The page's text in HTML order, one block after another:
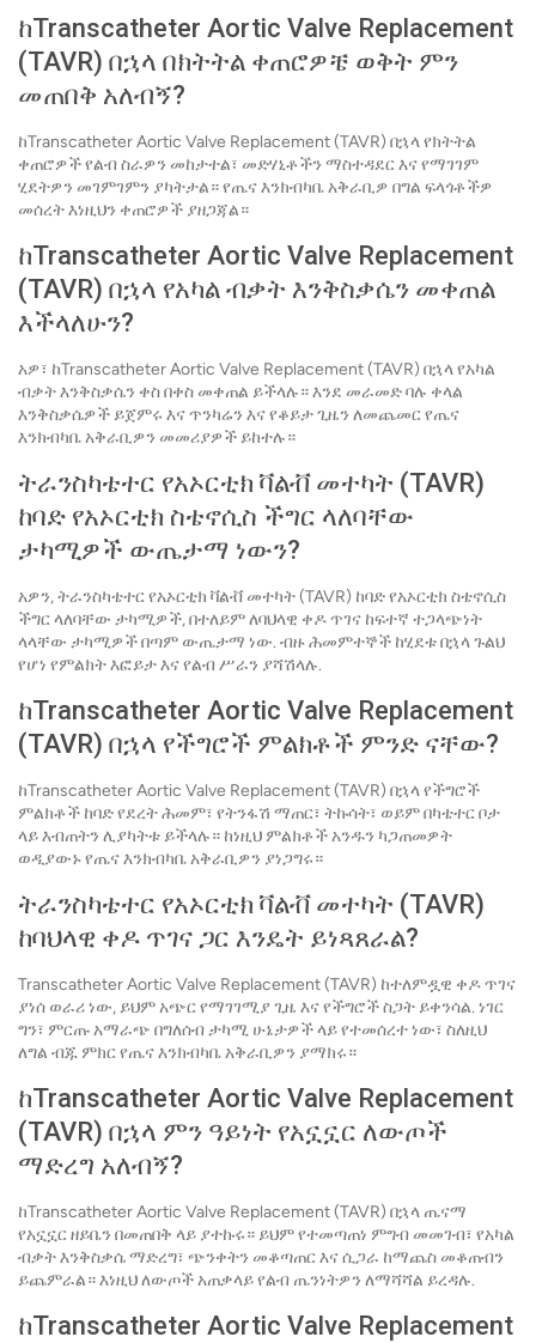
ከTranscatheter Aortic Valve Replacement
(TAVR) በኋላ በክትትል ቀጠሮዎቼ ወቅት ምን
መጠበቅ አለብኝ?
ከTranscatheter Aortic Valve Replacement (TAVR) በኋላ የክትትል
ቀጠሮዎች የልብ ስራዎን መከታተል፣ መድሃኒቶችን ማስተዳደር እና የማገገም
ሂደትዎን መገምገምን ያካትታል። የጤና እንክብካቤ አቅራቢዎ በግል ፍላጎቶችዎ
መሰረት እነዚህን ቀጠሮዎች ያዘጋጃል።
ከTranscatheter Aortic Valve Replacement
(TAVR) በኋላ የአካል ብቃት እንቅስቃሴን መቀጠል
እችላለሁን?
አዎ፣ ከTranscatheter Aortic Valve Replacement (TAVR) በኋላ የአካል
ብቃት እንቅስቃሴን ቀስ በቀስ መቀጠል ይችላሉ። እንደ መራመድ ባሉ ቀላል
እንቅስቃሴዎች ይጀምሩ እና ጥንካሬን እና የቆይታ ጊዜን ለመጨመር የጤና
እንክብካቤ አቅራቢዎን መመሪያዎች ይከተሉ።
ትራንስካቴተር የአኦርቲክ ቫልቭ መተካት (TAVR)
ከባድ የአኦርቲክ ስቴኖሲስ ችግር ላለባቸው
ታካሚዎች ውጤታማ ነውን?
አዎን, ትራንስካቴተር የአኦርቲክ ቫልቭ መተካት (TAVR) ከባድ የአኦርቲክ ስቴኖሲስ
ችግር ላለባቸው ታካሚዎች, በተለይም ለባህላዊ ቀዶ ጥገና ከፍተኛ ተጋላጭነት
ላላቸው ታካሚዎች በጣም ውጤታማ ነው. ብዙ ሕመምተኞች ከሂደቱ በኋላ ጉልህ
የሆነ የምልክት እፎይታ እና የልብ ሥራን ያሻሽላሉ.
ከTranscatheter Aortic Valve Replacement
(TAVR) በኋላ የችግሮች ምልክቶች ምንድ ናቸው?
ከTranscatheter Aortic Valve Replacement (TAVR) በኋላ የችግሮች
ምልክቶች ከባድ የደረት ሕመም፣ የትንፋሽ ማጠር፣ ትኩሳት፣ ወይም በካቴተር ቦታ
ላይ እብጠትን ሊያካትቱ ይችላሉ። ከነዚህ ምልክቶች አንዱን ካጋጠመዎት
ወዲያውኑ የጤና እንክብካቤ አቅራቢዎን ያነጋግሩ።
ትራንስካቴተር የአኦርቲክ ቫልቭ መተካት (TAVR)
ከባህላዊ ቀዶ ጥገና ጋር እንዴት ይነጻጸራል?
Transcatheter Aortic Valve Replacement (TAVR) ከተለምዷዊ ቀዶ ጥገና
ያነሰ ወራሪ ነው, ይህም አጭር የማገገሚያ ጊዜ እና የችግሮች ስጋት ይቀንሳል. ነገር
ግን፣ ምርጡ አማራጭ በግለሰብ ታካሚ ሁኔታዎች ላይ የተመሰረተ ነው፣ ስለዚህ
ለግል ብጁ ምክር የጤና እንክብካቤ አቅራቢዎን ያማክሩ።
ከTranscatheter Aortic Valve Replacement
(TAVR) በኋላ ምን ዓይነት የአኗኗር ለውጦች
ማድረግ አለብኝ?
ከTranscatheter Aortic Valve Replacement (TAVR) በኋላ ጤናማ
የአኗኗር ዘይቤን በመጠበቅ ላይ ያተኩሩ። ይህም የተመጣጠነ ምግብ መመገብ፣ የአካል
ብቃት እንቅስቃሴ ማድረግ፣ ጭንቀትን መቆጣጠር እና ሲጋራ ከማጨስ መቆጠብን
ይጨምራል። እነዚህ ለውጦች አጠቃላይ የልብ ጤንነትዎን ለማሻሻል ይረዳሉ.
ከTranscatheter Aortic Valve Replacement